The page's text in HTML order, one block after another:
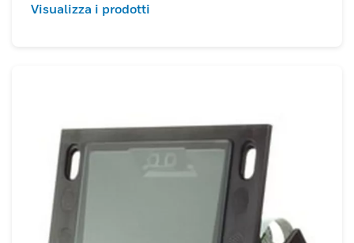
Visualizza i prodotti